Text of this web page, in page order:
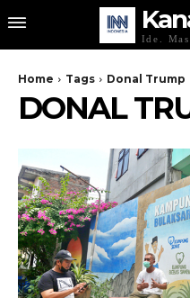
Ide.
Home Tags Donal Trump
DONAL